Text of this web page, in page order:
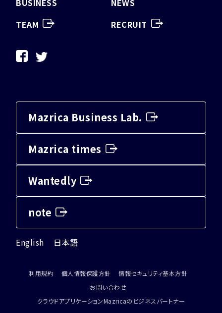
BUSINESS
NEWS
TEAM
RECRUIT
Mazrica Business Lab.
Mazrica times
Wantedly
note
English 日本語
利用規約 個人情報保護方針
情報セキュリティ基本方針
お問い合わせ
クラウドアプリケーションMazricaのビジネスパートナー